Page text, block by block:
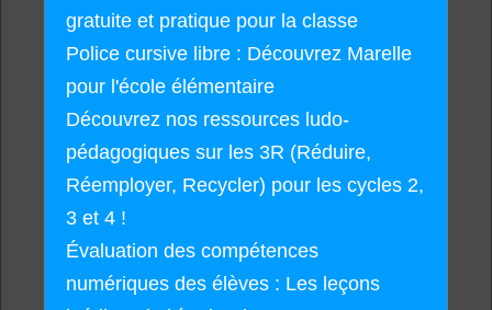
gratuite et pratique pour la classe
Police cursive libre : Découvrez Marelle
pour l'école élémentaire
Découvrez nos ressources ludo-
pédagogiques sur les 3R (Réduire,
Réemployer, Recycler) pour les cycles 2,
3 et 4 !
Évaluation des compétences
numériques des élèves : Les leçons